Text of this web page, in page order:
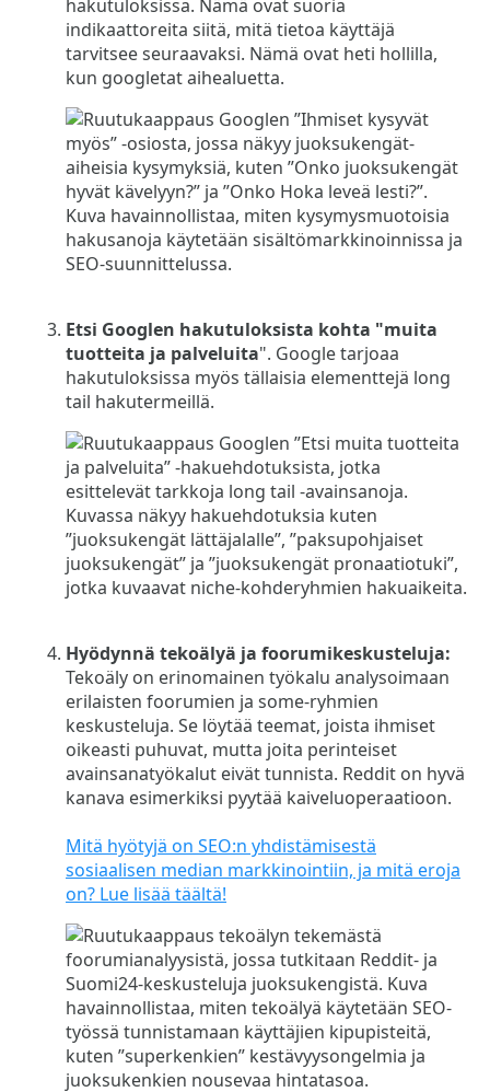
hakutuloksissa. Nämä ovat suoria
indikaattoreita siitä, mitä tietoa käyttäjä
tarvitsee seuraavaksi. Nämä ovat heti hollilla,
kun googletat aihealuetta.
Etsi Googlen hakutuloksista kohta "muita
tuotteita ja palveluita". Google tarjoaa
hakutuloksissa myös tällaisia elementtejä long
tail hakutermeillä.
Hyödynnä tekoälyä ja foorumikeskusteluja:
Tekoäly on erinomainen työkalu analysoimaan
erilaisten foorumien ja some-ryhmien
keskusteluja. Se löytää teemat, joista ihmiset
oikeasti puhuvat, mutta joita perinteiset
avainsanatyökalut eivät tunnista. Reddit on hyvä
kanava esimerkiksi pyytää kaiveluoperaatioon.
Mitä hyötyjä on SEO:n yhdistämisestä
sosiaalisen median markkinointiin, ja mitä eroja
on? Lue lisää täältä!